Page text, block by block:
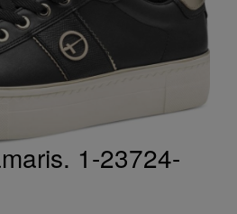
1-23724-